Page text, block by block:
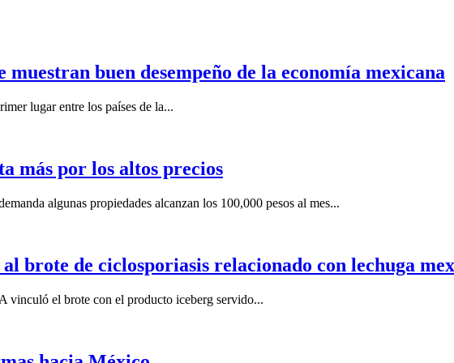
muestran buen desempeño de la economía mexicana
lugar entre los países de la...
más por los altos precios
algunas propiedades alcanzan los 100,000 pesos al mes...
al brote de ciclosporiasis relacionado con lechuga
vinculó el brote con el producto iceberg servido...